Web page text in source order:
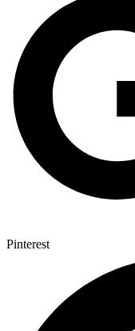
Pinterest